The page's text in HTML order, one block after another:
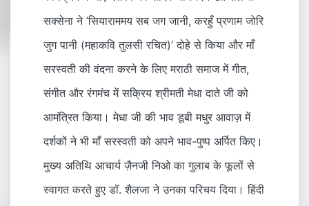
सक्सेना ने ’सियाराममय सब जग जानी, करहुँ प्रणाम जोरि
जुग पानी (महाकवि तुलसी रचित)’ दोहे से किया और माँ
सरस्वती की वंदना करने के लिए मराठी समाज में गीत,
संगीत और रंगमंच में सक्रिय श्रीमती मेधा दाते जी को
आमंत्रित किया। मेधा जी की भाव डूबी मधुर आवाज़ में
दर्शकों ने भी माँ सरस्वती को अपने भाव-पुष्प अर्पित किए।
मुख्य अतिथि आचार्य ज़ैनजी निओ का गुलाब के फूलों से
स्वागत करते हुए डॉ. शैलजा ने उनका परिचय दिया। हिंदी